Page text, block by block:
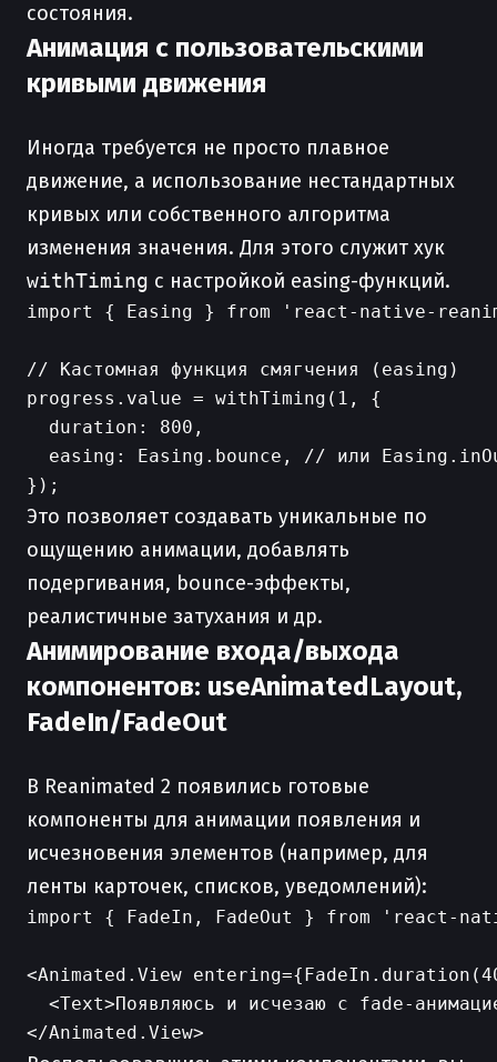
состояния.
Анимация с пользовательскими
кривыми движения
Иногда требуется не просто плавное
движение, а использование нестандартных
кривых или собственного алгоритма
изменения значения. Для этого служит хук
withTiming с настройкой easing-функций.
import { Easing } from 'react-native-
// Кастомная функция смягчения (easing)
progress.value = withTiming(1, {
  duration: 800,
easing: Easing.bounce, // или
Это позволяет создавать уникальные по
ощущению анимации, добавлять
подергивания, bounce-эффекты,
реалистичные затухания и др.
Анимирование входа/выхода
компонентов: useAnimatedLayout,
FadeIn/FadeOut
В Reanimated 2 появились готовые
компоненты для анимации появления и
исчезновения элементов (например, для
ленты карточек, списков, уведомлений):
import { FadeIn, FadeOut } from 'react-
<Animated.View
<Text>Появляюсь и исчезаю с fade-